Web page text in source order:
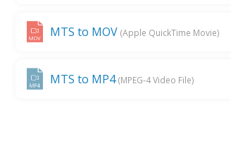
MTS to MOV (Apple QuickTime Movie)
MTS to MP4(MPEG-4 Video File)